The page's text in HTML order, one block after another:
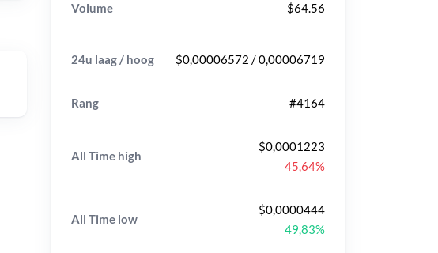
Volume $64.56
24u laag / hoog $0,00006572 / 0,00006719
Rang #4164
All Time high
$0,0001223
45,64%
All Time low
$0,0000444
49,83%